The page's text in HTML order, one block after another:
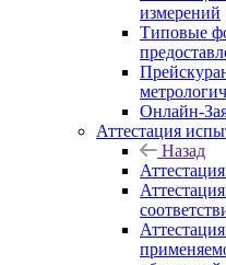
измерений
Типовые
Онлайн-
Аттестация
Назад